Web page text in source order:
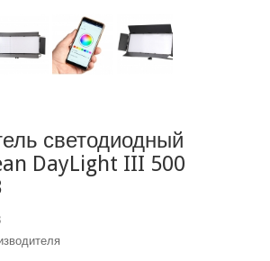
светодиодный
DayLight III 500